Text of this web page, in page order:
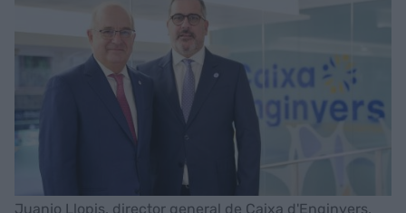
Juanjo Llopis, director general de Caixa d'Enginyers,